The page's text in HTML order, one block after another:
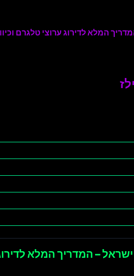
המלא לדירוג ערוצי טלגרם
ישראל – המדריך המלא